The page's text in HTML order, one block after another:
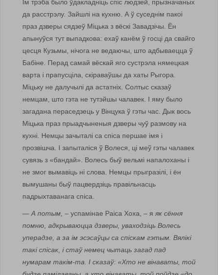
Ім трэба было ўдакладніць спіс людзей, прызначаных
да расстрэлу. Зайшлі на кухню. А ў суседнім пакоі
праз дзверы сядзеў Міцька з вёскі Завадзічы. Ён
апынуўся тут выпадкова: ехаў канём ў госці да свайго
цесця Кузьмы, нічога не ведаючы, што адбываецца ў
Бабіне. Перад самай вёскай яго сустрэла нямецкая
варта і прапусціла, скіраваўшы да хаты Рыгора.
Міцьку не далучылі да астатніх. Солтыс сказаў
немцам, што гэта не тутэйшы чалавек. І яму было
загадана пераседзець у Вінцука ў гэты час. Дык вось
Міцька праз прыадчыненыя дзверы чуў размову на
кухні. Немцы зачыталі са спіса першае імя і
прозвішча. І запыталіся ў Волеся, ці меў гэты чалавек
сувязь з «бандай». Волесь быў вельмі напалоханы і
не змог вымавіць ні слова. Немцы прыгразілі, і ён
вымушаны быў пацвердзіць правільнасць
падрыхтаванага спіса.
— А потым, – успамінае Раіса Хоха, – я як сёння
помню, адкрываюцца дзверы, уваходзіць Волесь
уперадзе, а за ім эсэсаўцы са спіскам гэтым. Вялікі
такі спісак, і стаў немец чытаць загад пад
нумарам такім-та. І сказаў: «Хто не вінаваты, той